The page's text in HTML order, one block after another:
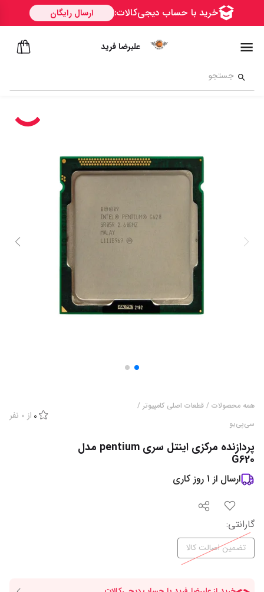
علیرضا فرید
همه محصولات / قطعات اصلی کامپیوتر /
سی‌پی‌یو
0 از 0 نفر
پردازنده مرکزی اینتل سری pentium مدل
G620
ارسال از 1 روز کاری
گارانتی:
تضمین اصالت کالا